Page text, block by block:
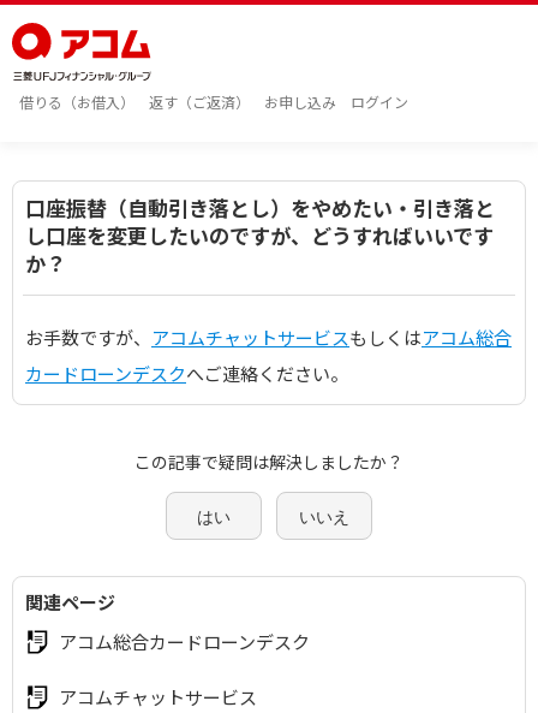
借りる（お借入） 返す（ご返済） お申し込み ログイン
口座振替（自動引き落とし）をやめたい・引き落と
し口座を変更したいのですが、どうすればいいです
か？
お手数ですが、 アコムチャットサービスもしくはアコム総合
カードローンデスクへご連絡ください。
この記事で疑問は解決しましたか？
はい いいえ
関連ページ
アコム総合カードローンデスク
アコムチャットサービス